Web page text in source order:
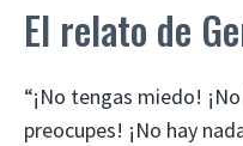
El relato de
“¡No tengas miedo!
preocupes! ¡No hay